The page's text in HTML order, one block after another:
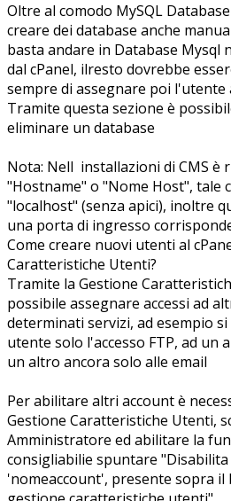
Oltre al comodo MySQL
creare dei database anche
basta andare in Database Mysql
dal cPanel, ilresto dovrebbe
sempre di assegnare poi l'utente
Tramite questa sezione è
eliminare un database
Nota: Nell installazioni di CMS è
"Hostname" o "Nome Host", tale
"localhost" (senza apici), inoltre
una porta di ingresso
Come creare nuovi utenti al
Caratteristiche Utenti?
Tramite la Gestione
possibile assegnare accessi ad
determinati servizi, ad esempio
utente solo l'accesso FTP, ad un
un altro ancora solo alle email
Per abilitare altri account è
Gestione Caratteristiche Utenti,
Amministratore ed abilitare la
consigliabilie spuntare "Disabilita
'nomeaccount', presente sopra